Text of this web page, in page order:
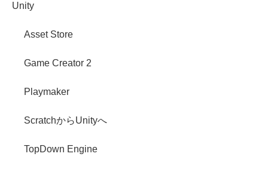
Unity
Asset Store
Game Creator 2
Playmaker
ScratchからUnityへ
TopDown Engine